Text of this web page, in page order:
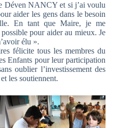
Déven NANCY et si j’ai voulu
aider les gens dans le besoin
En tant que Maire, je me
pour aider au mieux. Je
élu ».
félicite tous les membres du
Enfants pour leur participation
oublier l’investissement des
les soutiennent.